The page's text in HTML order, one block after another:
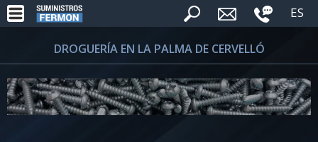
ES
DROGUERÍA EN LA PALMA DE CERVELLÓ